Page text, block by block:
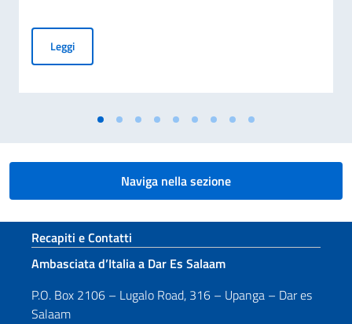
LeggiMessaggio del Vice Presidente del Consiglio dei Ministri e
Naviga nella sezione
Sezione footer
Recapiti e Contatti
Ambasciata d’Italia a Dar Es Salaam
P.O. Box 2106 – Lugalo Road, 316 – Upanga – Dar es
Salaam